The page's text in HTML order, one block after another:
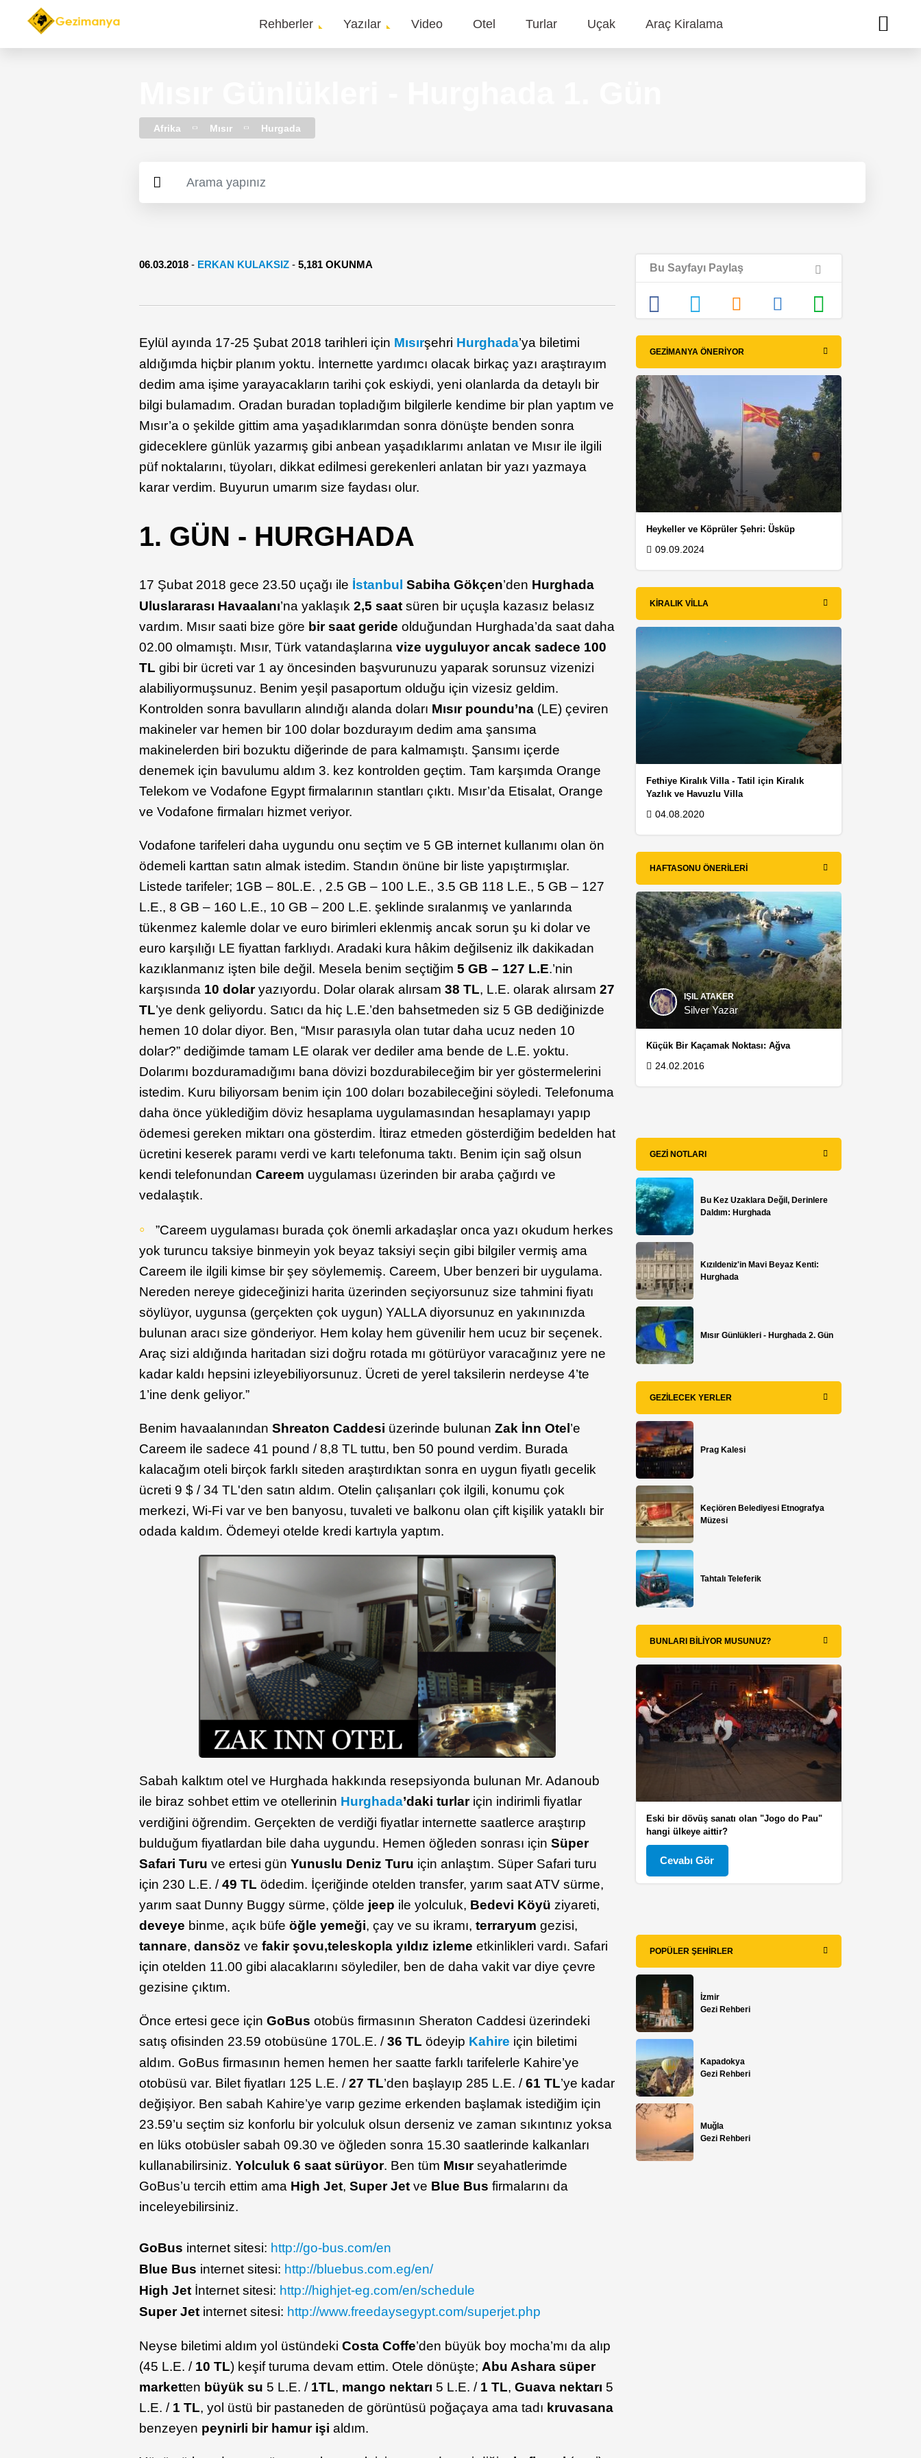
Main
Rehberler Yazılar Video Otel Turlar Uçak Araç Kiralama
Afrika Mısır Hurgada
06.03.2018 - ERKAN KULAKSIZ -5,181 OKUNMA
Eylül ayında 17-25 Şubat 2018 tarihleri için Mısırşehri Hurghada’ya biletimi
aldığımda hiçbir planım yoktu. İnternette yardımcı olacak birkaç yazı araştırayım
dedim ama işime yarayacakların tarihi çok eskiydi, yeni olanlarda da detaylı bir
bilgi bulamadım. Oradan buradan topladığım bilgilerle kendime bir plan yaptım ve
Mısır’a o şekilde gittim ama yaşadıklarımdan sonra dönüşte benden sonra
gideceklere günlük yazarmış gibi anbean yaşadıklarımı anlatan ve Mısır ile ilgili
püf noktalarını, tüyoları, dikkat edilmesi gerekenleri anlatan bir yazı yazmaya
karar verdim. Buyurun umarım size faydası olur.
1. GÜN - HURGHADA
17 Şubat 2018 gece 23.50 uçağı ile İstanbul Sabiha Gökçen’den Hurghada
Uluslararası Havaalanı’na yaklaşık2,5 saat süren bir uçuşla kazasız belasız
vardım. Mısır saati bize göre bir saat geride olduğundan Hurghada’da saat daha
02.00 olmamıştı. Mısır, Türk vatandaşlarınavize uyguluyor ancak sadece 100
TL gibi bir ücreti var 1 ay öncesinden başvurunuzu yaparak sorunsuz vizenizi
alabiliyormuşsunuz. Benim yeşil pasaportum olduğu için vizesiz geldim.
Kontrolden sonra bavulların alındığı alanda doları Mısır poundu’na (LE) çeviren
makineler var hemen bir 100 dolar bozdurayım dedim ama şansıma
makinelerden biri bozuktu diğerinde de para kalmamıştı. Şansımı içerde
denemek için bavulumu aldım 3. kez kontrolden geçtim. Tam karşımda Orange
Telekom ve Vodafone Egypt firmalarının stantları çıktı. Mısır’da Etisalat, Orange
ve Vodafone firmaları hizmet veriyor.
Vodafone tarifeleri daha uygundu onu seçtim ve 5 GB internet kullanımı olan ön
ödemeli karttan satın almak istedim. Standın önüne bir liste yapıştırmışlar.
Listede tarifeler; 1GB – 80L.E. , 2.5 GB – 100 L.E., 3.5 GB 118 L.E., 5 GB – 127
L.E., 8 GB – 160 L.E., 10 GB – 200 L.E. şeklinde sıralanmış ve yanlarında
tükenmez kalemle dolar ve euro birimleri eklenmiş ancak sorun şu ki dolar ve
euro karşılığı LE fiyattan farklıydı. Aradaki kura hâkim değilseniz ilk dakikadan
kazıklanmanız işten bile değil. Mesela benim seçtiğim5 GB – 127 L.E.’nin
karşısında 10 dolaryazıyordu. Dolar olarak alırsam38 TL, L.E. olarak alırsam27
TL’ye denk geliyordu. Satıcı da hiç L.E.’den bahsetmeden siz 5 GB dediğinizde
hemen 10 dolar diyor. Ben, “Mısır parasıyla olan tutar daha ucuz neden 10
dolar?” dediğimde tamam LE olarak ver dediler ama bende de L.E. yoktu.
Dolarımı bozduramadığımı bana dövizi bozdurabileceğim bir yer göstermelerini
istedim. Kuru biliyorsam benim için 100 doları bozabileceğini söyledi. Telefonuma
daha önce yüklediğim döviz hesaplama uygulamasından hesaplamayı yapıp
ödemesi gereken miktarı ona gösterdim. İtiraz etmeden gösterdiğim bedelden hat
ücretini keserek paramı verdi ve kartı telefonuma taktı. Benim için sağ olsun
kendi telefonundanCareem uygulaması üzerinden bir araba çağırdı ve
vedalaştık.
”Careem uygulaması burada çok önemli arkadaşlar onca yazı okudum herkes
yok turuncu taksiye binmeyin yok beyaz taksiyi seçin gibi bilgiler vermiş ama
Careem ile ilgili kimse bir şey söylememiş. Careem, Uber benzeri bir uygulama.
Nereden nereye gideceğinizi harita üzerinden seçiyorsunuz size tahmini fiyatı
söylüyor, uygunsa (gerçekten çok uygun) YALLA diyorsunuz en yakınınızda
bulunan aracı size gönderiyor. Hem kolay hem güvenilir hem ucuz bir seçenek.
Araç sizi aldığında haritadan sizi doğru rotada mı götürüyor varacağınız yere ne
kadar kaldı hepsini izleyebiliyorsunuz. Ücreti de yerel taksilerin nerdeyse 4’te
1’ine denk geliyor.”
Benim havaalanındanShreaton Caddesi üzerinde bulunanZak İnn Otel ’e
Careem ile sadece 41 pound / 8,8 TL tuttu, ben 50 pound verdim. Burada
kalacağım oteli birçok farklı siteden araştırdıktan sonra en uygun fiyatlı gecelik
ücreti 9 $ / 34 TL'den satın aldım. Otelin çalışanları çok ilgili, konumu çok
merkezi, Wi-Fi var ve ben banyosu, tuvaleti ve balkonu olan çift kişilik yataklı bir
odada kaldım. Ödemeyi otelde kredi kartıyla yaptım.
Sabah kalktım otel ve Hurghada hakkında resepsiyonda bulunan Mr. Adanoub
ile biraz sohbet ettim ve otellerinin Hurghada’daki turlariçin indirimli fiyatlar
verdiğini öğrendim. Gerçekten de verdiği fiyatlar internette saatlerce araştırıp
bulduğum fiyatlardan bile daha uygundu. Hemen öğleden sonrası içinSüper
Safari Turu ve ertesi günYunuslu Deniz Turu için anlaştım. Süper Safari turu
için 230 L.E. /49 TLödedim. İçeriğinde otelden transfer, yarım saat ATV sürme,
yarım saat Dunny Buggy sürme, çölde jeep ile yolculuk, Bedevi Köyü ziyareti,
deveye binme, açık büfeöğle yemeği, çay ve su ikramı,terraryum gezisi,
tannare,dansöz vefakir şovu,teleskopla yıldız izleme etkinlikleri vardı. Safari
için otelden 11.00 gibi alacaklarını söylediler, ben de daha vakit var diye çevre
gezisine çıktım.
Önce ertesi gece içinGoBus otobüs firmasının Sheraton Caddesi üzerindeki
satış ofisinden 23.59 otobüsüne 170L.E. /36 TL ödeyip Kahire için biletimi
aldım. GoBus firmasının hemen hemen her saatte farklı tarifelerle Kahire’ye
otobüsü var. Bilet fiyatları 125 L.E. /27 TL’den başlayıp 285 L.E. /61 TL’ye kadar
değişiyor. Ben sabah Kahire’ye varıp gezime erkenden başlamak istediğim için
23.59’u seçtim siz konforlu bir yolculuk olsun derseniz ve zaman sıkıntınız yoksa
en lüks otobüsler sabah 09.30 ve öğleden sonra 15.30 saatlerinde kalkanları
kullanabilirsiniz.Yolculuk 6 saat sürüyor. Ben tüm Mısırseyahatlerimde
GoBus’u tercih ettim ama High Jet,Super Jet ve Blue Bus firmalarını da
inceleyebilirsiniz.
GoBus internet sitesi: http://go-bus.com/en
Blue Bus internet sitesi: http://bluebus.com.eg/en/
High Jet İnternet sitesi: http://highjet-eg.com/en/schedule
Super Jet internet sitesi: http://www.freedaysegypt.com/superjet.php
Neyse biletimi aldım yol üstündekiCosta Coffe’den büyük boy mocha’mı da alıp
(45 L.E. / 10 TL) keşif turuma devam ettim. Otele dönüşte; Abu Ashara süper
marketten büyük su 5 L.E. / 1TL, mango nektarı 5 L.E. / 1 TL,Guava nektarı 5
L.E. / 1 TL, yol üstü bir pastaneden de görüntüsü poğaçaya ama tadı kruvasana
benzeyen peynirli bir hamur işi aldım.
Bu Sayfayı Paylaş
GEZIMANYA ÖNERIYOR
Heykeller ve Köprüler Şehri: Üsküp
09.09.2024
KIRALIK VILLA
Fethiye Kiralık Villa - Tatil için Kiralık
Yazlık ve Havuzlu Villa
04.08.2020
HAFTASONU ÖNERILERI
IŞIL ATAKER
Silver Yazar
Küçük Bir Kaçamak Noktası: Ağva
24.02.2016
GEZI NOTLARI
Bu Kez Uzaklara Değil, Derinlere
Daldım: Hurghada
Kızıldeniz'in Mavi Beyaz Kenti:
Hurghada
Mısır Günlükleri - Hurghada 2. Gün
GEZILECEK YERLER
Prag Kalesi
Keçiören Belediyesi Etnografya
Müzesi
Tahtalı Teleferik
BUNLARI BILIYOR MUSUNUZ?
Eski bir dövüş sanatı olan "Jogo do Pau"
hangi ülkeye aittir?
Cevabı Gör
POPÜLER ŞEHIRLER
İzmir
Gezi Rehberi
Kapadokya
Gezi Rehberi
Muğla
Gezi Rehberi